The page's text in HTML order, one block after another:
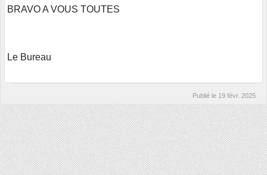
BRAVO A VOUS TOUTES
Le Bureau
Publié le 19 févr. 2025